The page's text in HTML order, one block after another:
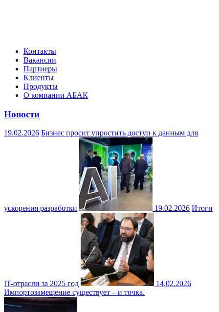
Контакты
Вакансии
Партнеры
Клиенты
Продукты
О компании АБАК
Новости
19.02.2026 Бизнес просит упростить доступ к данным для
ускорения разработки 19.02.2026 Итоги
IT-отрасли за 2025 год
14.02.2026
Импортозамещение существует – и точка.